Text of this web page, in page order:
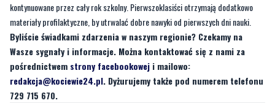
kontynuowane przez cały rok szkolny. Pierwszoklasiści otrzymają dodatkowo
materiały profilaktyczne, by utrwalać dobre nawyki od pierwszych dni nauki.
Byliście świadkami zdarzenia w naszym regionie? Czekamy na
Wasze sygnały i informacje. Można kontaktować się z nami za
pośrednictwem strony facebookowej i mailowo:
redakcja@kociewie24.pl. Dyżurujemy także pod numerem telefonu
729 715 670.